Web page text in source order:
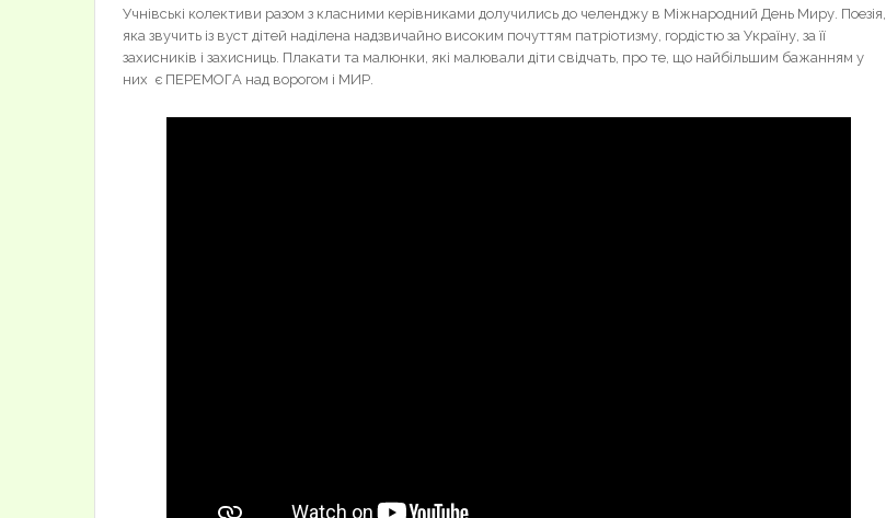
Учнівські колективи разом з класними керівниками долучились до челенджу в Міжнародний День Миру. Поезія,
яка звучить із вуст дітей наділена надзвичайно високим почуттям патріотизму, гордістю за Україну, за її
захисників і захисниць. Плакати та малюнки, які малювали діти свідчать, про те, що найбільшим бажанням у
них є ПЕРЕМОГА над ворогом і МИР.